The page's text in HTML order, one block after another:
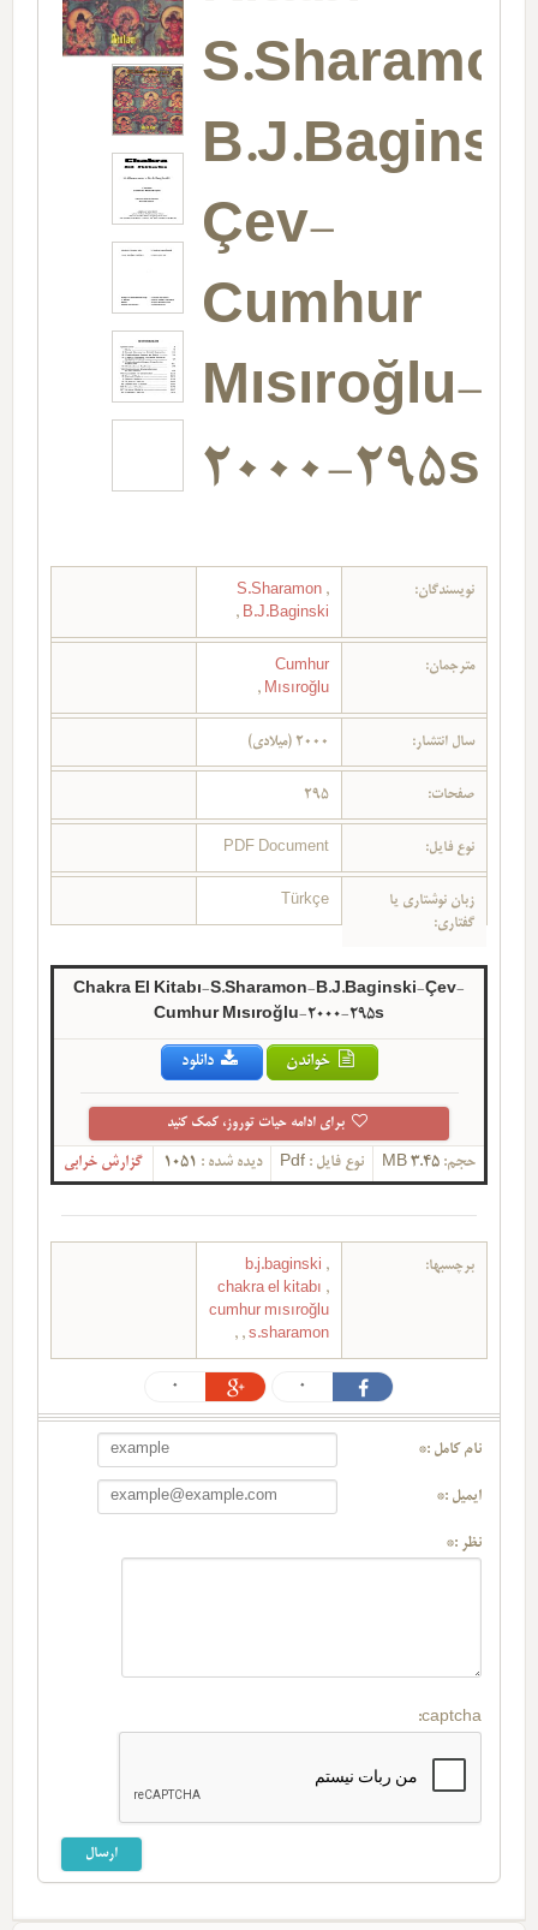
Çev-
Cumhur
Mısıroğlu-
2000-295s
نویسندگان: S.Sharamon ,
B.J.Baginski
,
مترجمان:
Cumhur
Mısıroğlu
,
سال انتشار: 2000 (میلادی)
صفحات: 295
نوع فایل: PDF Document
زبان نوشتاری یا
گفتاری:
Türkçe
Chakra El Kitabı-S.Sharamon-B.J.Baginski-Çev-
Cumhur Mısıroğlu-2000-295s
خواندن دانلود
برای ادامه حیات توروز، کمک کنید
حجم: 3.45 MB نوع فایل : Pdf دیده شده : 1051 گزارش خرابی
برچسبها: b.j.baginski ,
chakra el kitabı ,
cumhur mısıroğlu
, s.sharamon
,
0
0
نام کامل :*
ایمیل :*
نظر :*
captcha: